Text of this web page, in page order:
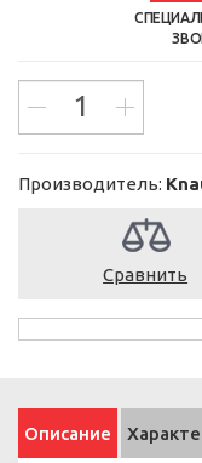
Производитель:
Сравнить
Описание